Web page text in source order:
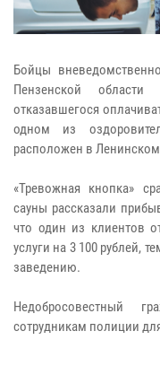
Бойцы
Пензенской
отказавшегося
одном из
расположен в
«Тревожная кнопка»
сауны рассказали
что один из клиентов
услуги на 3 100 рублей,
заведению.
Недобросовестный
сотрудникам полиции